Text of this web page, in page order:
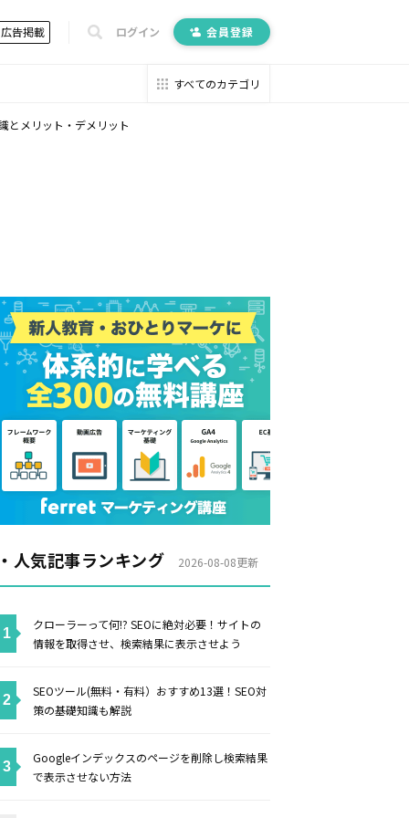
広告掲載 ログイン 会員登録
すべてのカテゴリ
とメリット・デメリット
人気記事ランキング 2026-08-08更新
クローラーって何!? SEOに絶対必要！サイトの
情報を取得させ、検索結果に表示させよう
SEOツール(無料・有料）おすすめ13選！SEO対
策の基礎知識も解説
Googleインデックスのページを削除し検索結果
で表示させない方法